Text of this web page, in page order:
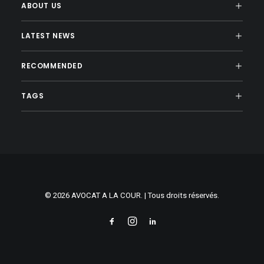
ABOUT US
LATEST NEWS
RECOMMENDED
TAGS
© 2026 AVOCAT A LA COUR. | Tous droits réservés.